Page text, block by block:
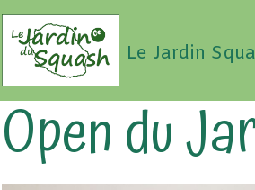
Le Jardin
Open du